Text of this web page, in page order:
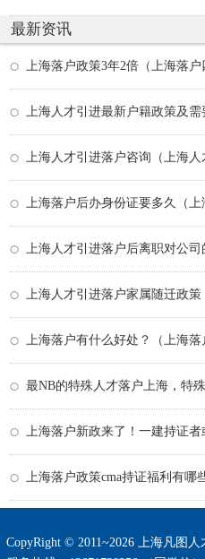
最新资讯
上海落户政策3年2倍（上海落户
上海人才引进落户咨询（上海
上海落户后办身份证要多久（
上海落户有什么好处？（上海落
CopyRight © 2011~2026 上海凡图